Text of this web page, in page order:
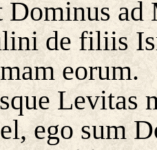
ad
de filiis
eorum.
Levitas
ego sum